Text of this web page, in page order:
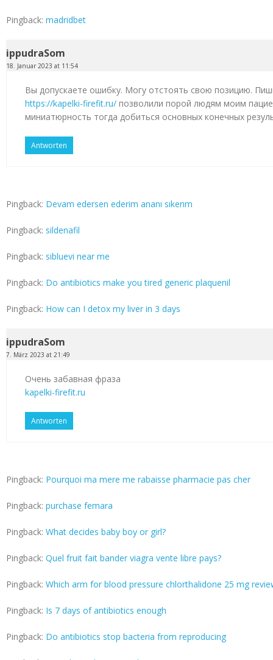
Pingback: madridbet
ippudraSom
18. Januar 2023 at 11:54
Вы допускаете ошибку. Могу отстоять свою позицию.
https://kapelki-firefit.ru/ позволили порой людям моим
миниатюрность тогда добиться основных конечных
Antworten
Pingback: Devam edersen ederim ananı sıkerım
Pingback: sildenafil
Pingback: sibluevi near me
Pingback: Do antibiotics make you tired generic plaquenil
Pingback: How can I detox my liver in 3 days
ippudraSom
7. März 2023 at 21:49
Очень забавная фраза
kapelki-firefit.ru
Antworten
Pingback: Pourquoi ma mere me rabaisse pharmacie pas cher
Pingback: purchase femara
Pingback: What decides baby boy or girl?
Pingback: Quel fruit fait bander viagra vente libre pays?
Pingback: Which arm for blood pressure chlorthalidone 25 mg
Pingback: Is 7 days of antibiotics enough
Pingback: Do antibiotics stop bacteria from reproducing